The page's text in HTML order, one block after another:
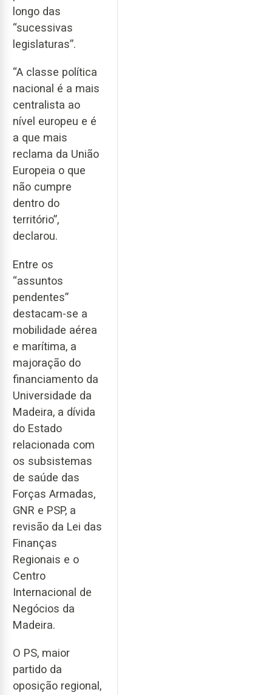
longo das
“sucessivas
legislaturas”.
“A classe política
nacional é a mais
centralista ao
nível europeu e é
a que mais
reclama da União
Europeia o que
não cumpre
dentro do
território”,
declarou.
Entre os
“assuntos
pendentes”
destacam-se a
mobilidade aérea
e marítima, a
majoração do
financiamento da
Universidade da
Madeira, a dívida
do Estado
relacionada com
os subsistemas
de saúde das
Forças Armadas,
GNR e PSP, a
revisão da Lei das
Finanças
Regionais e o
Centro
Internacional de
Negócios da
Madeira.
O PS, maior
partido da
oposição regional,